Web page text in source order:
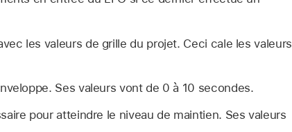
les valeurs de grille du projet. Ceci cale les valeurs
Ses valeurs vont de 0 à 10 secondes.
pour atteindre le niveau de maintien. Ses valeurs